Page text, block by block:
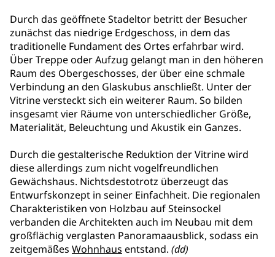
Durch das geöffnete Stadeltor betritt der Besucher
zunächst das niedrige Erdgeschoss, in dem das
traditionelle Fundament des Ortes erfahrbar wird.
Über Treppe oder Aufzug gelangt man in den höheren
Raum des Obergeschosses, der über eine schmale
Verbindung an den Glaskubus anschließt. Unter der
Vitrine versteckt sich ein weiterer Raum. So bilden
insgesamt vier Räume von unterschiedlicher Größe,
Materialität, Beleuchtung und Akustik ein Ganzes.
Durch die gestalterische Reduktion der Vitrine wird
diese allerdings zum nicht vogelfreundlichen
Gewächshaus. Nichtsdestotrotz überzeugt das
Entwurfskonzept in seiner Einfachheit. Die regionalen
Charakteristiken von Holzbau auf Steinsockel
verbanden die Architekten auch im Neubau mit dem
großflächig verglasten Panoramaausblick, sodass ein
zeitgemäßes Wohnhaus entstand. (dd)